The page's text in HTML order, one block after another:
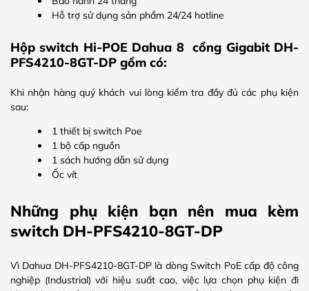
Hỗ trợ sử dụng sản phẩm 24/24 hotline
Hộp switch Hi-POE Dahua 8 cổng Gigabit DH-
PFS4210-8GT-DP gồm có:
Khi nhận hàng quý khách vui lòng kiểm tra đầy đủ các phụ kiện
sau:
1 thiết bị switch Poe
1 bộ cấp nguồn
1 sách hướng dẫn sử dụng
Ốc vít
Những phụ kiện bạn nên mua kèm
switch DH-PFS4210-8GT-DP
Vì Dahua DH-PFS4210-8GT-DP là dòng Switch PoE cấp độ công
nghiệp (Industrial) với hiệu suất cao, việc lựa chọn phụ kiện đi